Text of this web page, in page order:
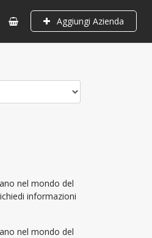
Aggiungi Azienda
nel mondo del
informazioni
nel mondo del